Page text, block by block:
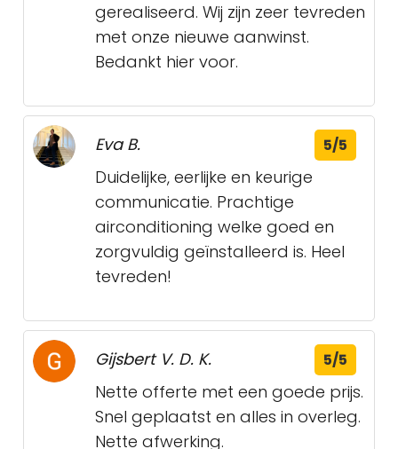
gerealiseerd. Wij zijn zeer tevreden
met onze nieuwe aanwinst.
Bedankt hier voor.
Eva B. 5/5
Duidelijke, eerlijke en keurige
communicatie. Prachtige
airconditioning welke goed en
zorgvuldig geïnstalleerd is. Heel
tevreden!
Gijsbert V. D. K. 5/5
Nette offerte met een goede prijs.
Snel geplaatst en alles in overleg.
Nette afwerking.